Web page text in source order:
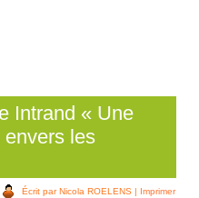
Intrand « Une
envers les
Écrit par Nicola ROELENS | Imprimer